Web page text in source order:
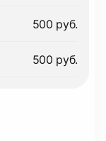
500 руб.
500 руб.